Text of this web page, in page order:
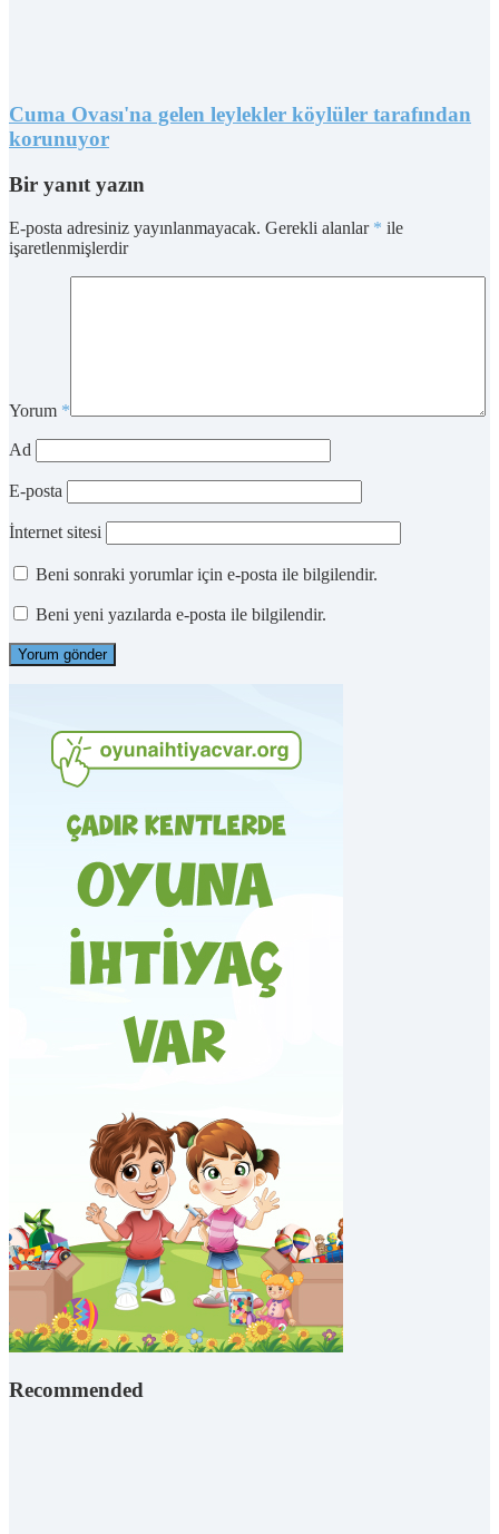
Cuma Ovası'na gelen leylekler köylüler tarafından
korunuyor
Bir yanıt yazın
E-posta adresiniz yayınlanmayacak. Gerekli alanlar * ile
işaretlenmişlerdir
Yorum *
Ad
E-posta
İnternet sitesi
Beni sonraki yorumlar için e-posta ile bilgilendir.
Beni yeni yazılarda e-posta ile bilgilendir.
Recommended